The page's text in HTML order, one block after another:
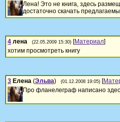
Лена! Это не книга, здесь
достаточно скачать
4 лена (22.05.2009 15:30) [Материал]
хотим просмотреть книгу
3 Елена (Эльва) (01.12.2008 19:05) [
Про фланелеграф написано